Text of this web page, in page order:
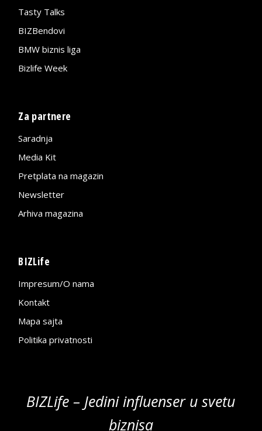
Tasty Talks
BIZBendovi
BMW biznis liga
Bizlife Week
Za partnere
Saradnja
Media Kit
Pretplata na magazin
Newsletter
Arhiva magazina
BIZLife
Impresum/O nama
Kontakt
Mapa sajta
Politika privatnosti
BIZLife – Jedini influenser u svetu
biznisa